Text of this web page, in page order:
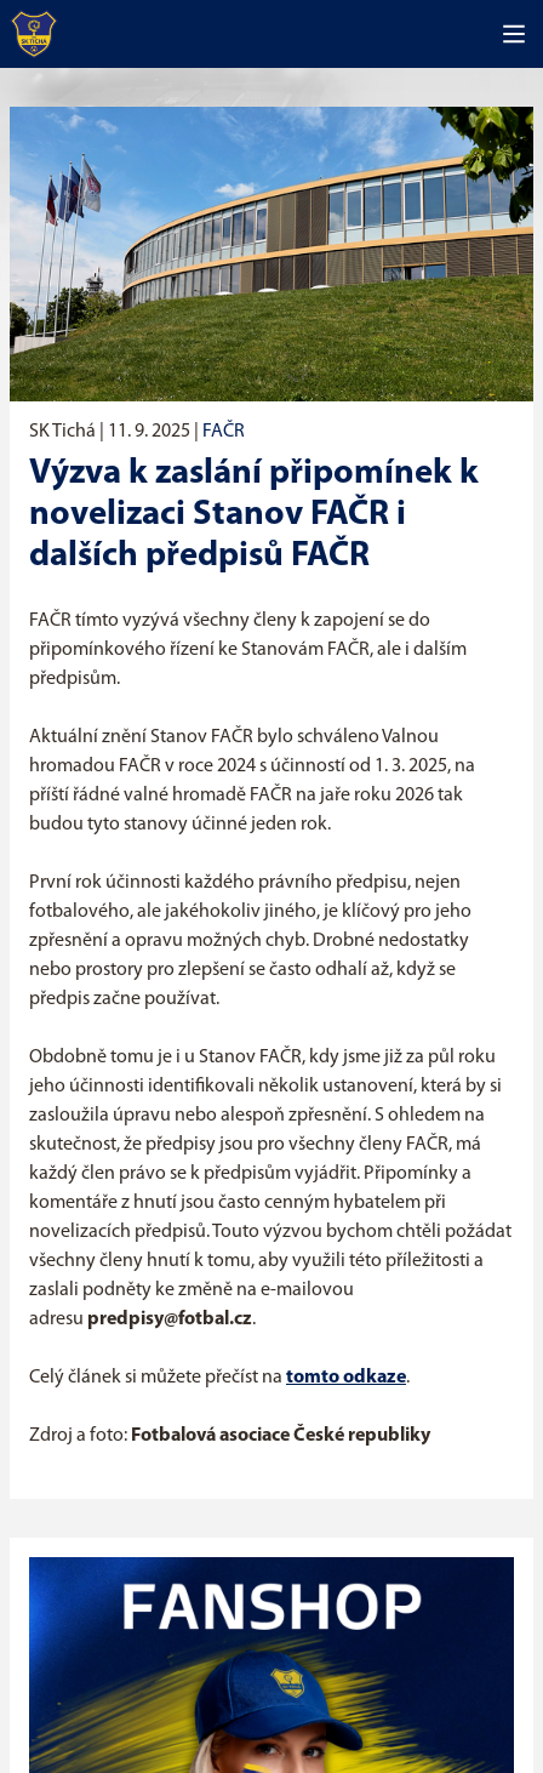
SK Tichá | 11. 9. 2025 FAČR
Výzva k zaslání připomínek k
novelizaci Stanov FAČR i
dalších předpisů FAČR
FAČR tímto vyzývá všechny členy k zapojení se do
připomínkového řízení ke Stanovám FAČR, ale i dalším
předpisům.
Aktuální znění Stanov FAČR bylo schváleno Valnou
hromadou FAČR v roce 2024 s účinností od 1. 3. 2025, na
příští řádné valné hromadě FAČR na jaře roku 2026 tak
budou tyto stanovy účinné jeden rok.
První rok účinnosti každého právního předpisu, nejen
fotbalového, ale jakéhokoliv jiného, je klíčový pro jeho
zpřesnění a opravu možných chyb. Drobné nedostatky
nebo prostory pro zlepšení se často odhalí až, když se
předpis začne používat.
Obdobně tomu je i u Stanov FAČR, kdy jsme již za půl roku
jeho účinnosti identifikovali několik ustanovení, která by si
zasloužila úpravu nebo alespoň zpřesnění. S ohledem na
skutečnost, že předpisy jsou pro všechny členy FAČR, má
každý člen právo se k předpisům vyjádřit. Připomínky a
komentáře z hnutí jsou často cenným hybatelem při
novelizacích předpisů. Touto výzvou bychom chtěli požádat
všechny členy hnutí k tomu, aby využili této příležitosti a
zaslali podněty ke změně na e-mailovou
adresu predpisy@fotbal.cz.
Celý článek si můžete přečíst na tomto odkaze.
Zdroj a foto: Fotbalová asociace České republiky